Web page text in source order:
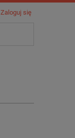
Zaloguj się